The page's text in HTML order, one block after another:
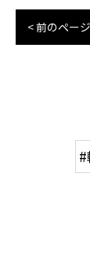
< 前のページ